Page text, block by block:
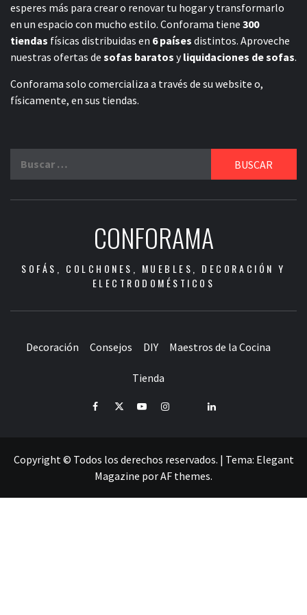
esperes más para crear o renovar tu hogar y transformarlo
en un espacio con mucho estilo. Conforama tiene 300
tiendas físicas distribuidas en 6 países distintos. Aproveche
nuestras ofertas de sofas baratos yliquidaciones de sofas.
Conforama solo comercializa a través de su website o,
físicamente, en sus tiendas.
CONFORAMA
SOFÁS, COLCHONES, MUEBLES, DECORACIÓN Y
ELECTRODOMÉSTICOS
Decoración Consejos DIY Maestros de la Cocina
Tienda
FacebookTwitterYoutubeInstagramPinterestLinkedIn
Copyright © Todos los derechos reservados. | Tema: Elegant
Magazine porAF themes.